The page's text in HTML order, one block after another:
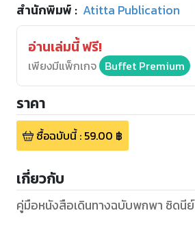
สำนักพิมพ์ : Atitta Publication
อ่านเล่มนี้ ฟรี!
เพียงมีแพ็กเกจ Buffet Premium
ราคา
ซื้อฉบับนี้: 59.00 ฿
เกี่ยวกับ
คู่มือหนังสือเดินทางฉบับพกพา ซิดนีย์